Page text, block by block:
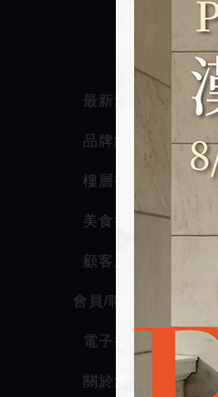
最新消息
品牌總覽
樓層導覽
美食探索
顧客服務
會員/聯名卡
電子型錄
關於漢神